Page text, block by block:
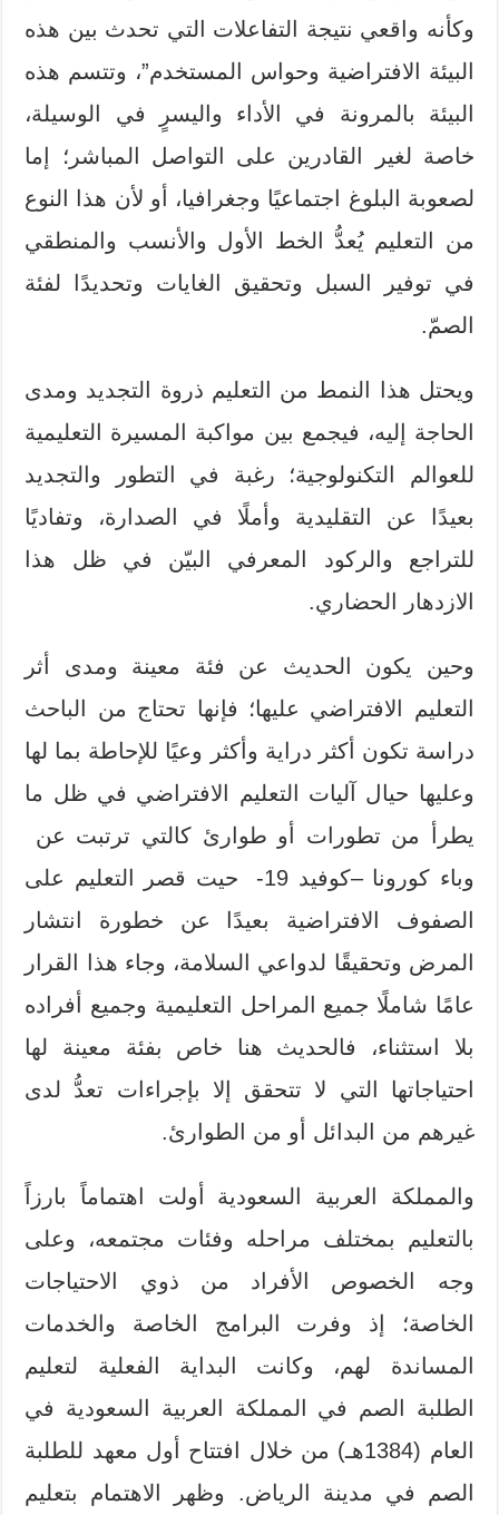
وكأنه واقعي نتيجة التفاعلات التي تحدث بين هذه
البيئة الافتراضية وحواس المستخدم”، وتتسم هذه
البيئة بالمرونة في الأداء واليسرٍ في الوسيلة،
خاصة لغير القادرين على التواصل المباشر؛ إما
لصعوبة البلوغ اجتماعيًا وجغرافيا، أو لأن هذا النوع
من التعليم يُعدُّ الخط الأول والأنسب والمنطقي
في توفير السبل وتحقيق الغايات وتحديدًا لفئة
الصمّ.
ويحتل هذا النمط من التعليم ذروة التجديد ومدى
الحاجة إليه، فيجمع بين مواكبة المسيرة التعليمية
للعوالم التكنولوجية؛ رغبة في التطور والتجديد
بعيدًا عن التقليدية وأملًا في الصدارة، وتفاديًا
للتراجع والركود المعرفي البيّن في ظل هذا
الازدهار الحضاري.
وحين يكون الحديث عن فئة معينة ومدى أثر
التعليم الافتراضي عليها؛ فإنها تحتاج من الباحث
دراسة تكون أكثر دراية وأكثر وعيًا للإحاطة بما لها
وعليها حيال آليات التعليم الافتراضي في ظل ما
يطرأ من تطورات أو طوارئ كالتي ترتبت عن
وباء كورونا –كوفيد 19- حيت قصر التعليم على
الصفوف الافتراضية بعيدًا عن خطورة انتشار
المرض وتحقيقًا لدواعي السلامة، وجاء هذا القرار
عامًا شاملًا جميع المراحل التعليمية وجميع أفراده
بلا استثناء، فالحديث هنا خاص بفئة معينة لها
احتياجاتها التي لا تتحقق إلا بإجراءات تعدُّ لدى
غيرهم من البدائل أو من الطوارئ.
والمملكة العربية السعودية أولت اهتماماً بارزاً
بالتعليم بمختلف مراحله وفئات مجتمعه، وعلى
وجه الخصوص الأفراد من ذوي الاحتياجات
الخاصة؛ إذ وفرت البرامج الخاصة والخدمات
المساندة لهم، وكانت البداية الفعلية لتعليم
الطلبة الصم في المملكة العربية السعودية في
العام (1384هـ) من خلال افتتاح أول معهد للطلبة
الصم في مدينة الرياض. وظهر الاهتمام بتعليم